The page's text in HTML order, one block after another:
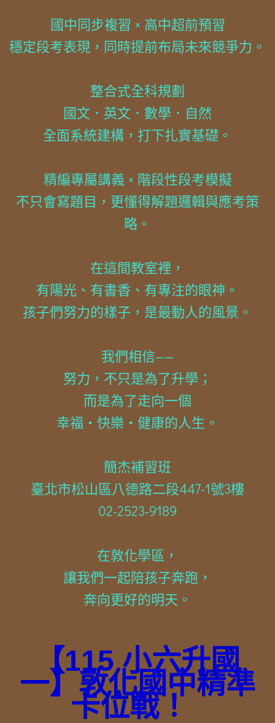
國中同步複習 × 高中超前預習
穩定段考表現，同時提前布局未來競爭力。
整合式全科規劃
國文．英文．數學．自然
全面系統建構，打下扎實基礎。
精編專屬講義 × 階段性段考模擬
不只會寫題目，更懂得解題邏輯與應考策
略。
在這間教室裡，
有陽光、有書香、有專注的眼神。
孩子們努力的樣子，是最動人的風景。
我們相信——
努力，不只是為了升學；
而是為了走向一個
幸福・快樂・健康的人生。
簡杰補習班
臺北市松山區八德路二段447-1號3樓
02-2523-9189
在敦化學區，
讓我們一起陪孩子奔跑，
奔向更好的明天。
【115 小六升國
一】敦化國中精準
卡位戰！